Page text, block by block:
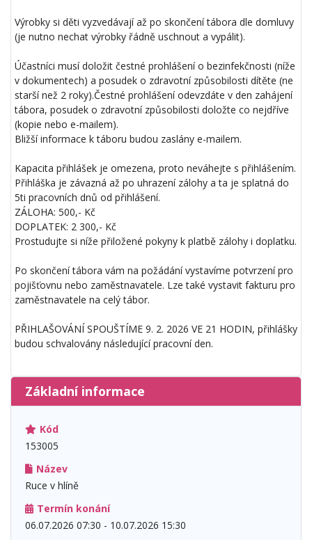
Výrobky si děti vyzvedávají až po skončení tábora dle domluvy
(je nutno nechat výrobky řádně uschnout a vypálit).
Účastníci musí doložit čestné prohlášení o bezinfekčnosti (níže
v dokumentech) a posudek o zdravotní způsobilosti dítěte (ne
starší než 2 roky).Čestné prohlášení odevzdáte v den zahájení
tábora, posudek o zdravotní způsobilosti doložte co nejdříve
(kopie nebo e-mailem).
Bližší informace k táboru budou zaslány e-mailem.
Kapacita přihlášek je omezena, proto neváhejte s přihlášením.
Přihláška je závazná až po uhrazení zálohy a ta je splatná do
5ti pracovních dnů od přihlášení.
ZÁLOHA: 500,- Kč
DOPLATEK: 2 300,- Kč
Prostudujte si níže přiložené pokyny k platbě zálohy i doplatku.
Po skončení tábora vám na požádání vystavíme potvrzení pro
pojišťovnu nebo zaměstnavatele. Lze také vystavit fakturu pro
zaměstnavatele na celý tábor.
PŘIHLAŠOVÁNÍ SPOUŠTÍME 9. 2. 2026 VE 21 HODIN, přihlášky
budou schvalovány následující pracovní den.
Základní informace
Kód
153005
Název
Ruce v hlíně
Termín konání
06.07.2026 07:30 - 10.07.2026 15:30